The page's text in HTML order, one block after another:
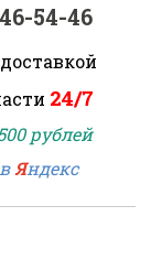
54-46
24/7
рублей
Яндекс